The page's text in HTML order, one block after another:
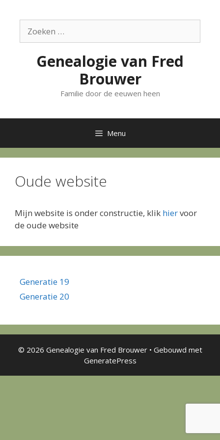
inhoudnaar:
Genealogie van Fred
Brouwer
Familie door de eeuwen heen
Menu
Oude website
Mijn website is onder constructie, klik hiervoor
de oude website
Generatie 19
Generatie 20
© 2026 Genealogie van Fred Brouwer• Gebouwd met
GeneratePress